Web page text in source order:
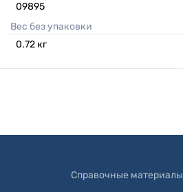
09895
Вес без упаковки
0.72 кг
Справочные материалы